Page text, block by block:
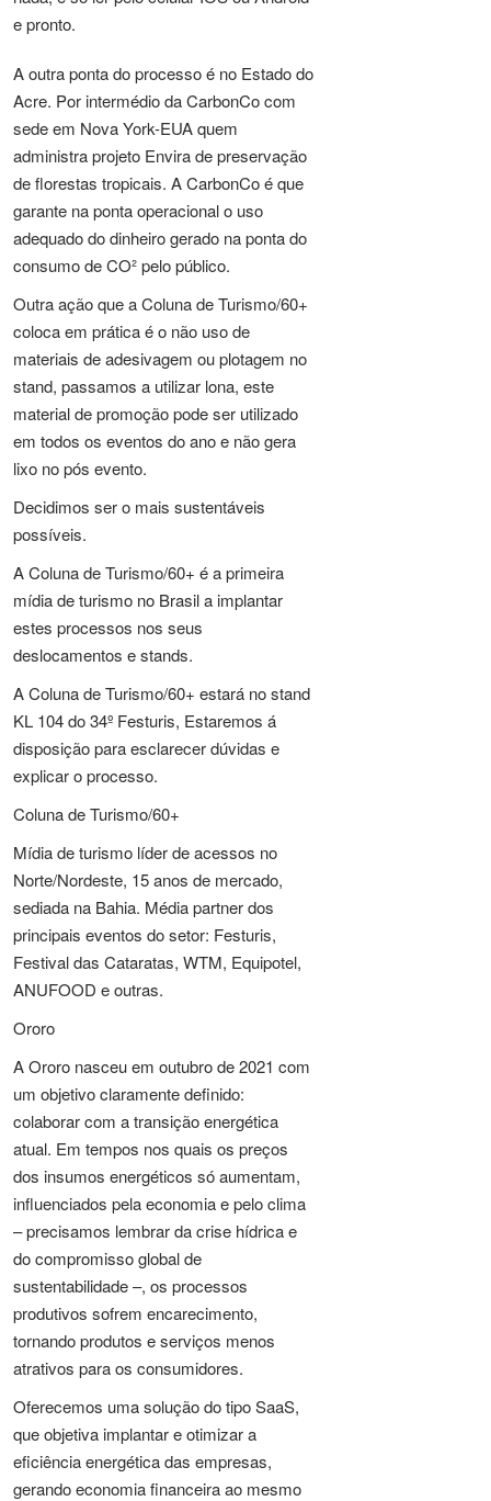
e pronto.
A outra ponta do processo é no Estado do
Acre. Por intermédio da CarbonCo com
sede em Nova York-EUA quem
administra projeto Envira de preservação
de florestas tropicais. A CarbonCo é que
garante na ponta operacional o uso
adequado do dinheiro gerado na ponta do
consumo de CO² pelo público.
Outra ação que a Coluna de Turismo/60+
coloca em prática é o não uso de
materiais de adesivagem ou plotagem no
stand, passamos a utilizar lona, este
material de promoção pode ser utilizado
em todos os eventos do ano e não gera
lixo no pós evento.
Decidimos ser o mais sustentáveis
possíveis.
A Coluna de Turismo/60+ é a primeira
mídia de turismo no Brasil a implantar
estes processos nos seus
deslocamentos e stands.
A Coluna de Turismo/60+ estará no stand
KL 104 do 34º Festuris, Estaremos á
disposição para esclarecer dúvidas e
explicar o processo.
Coluna de Turismo/60+
Mídia de turismo líder de acessos no
Norte/Nordeste, 15 anos de mercado,
sediada na Bahia. Média partner dos
principais eventos do setor: Festuris,
Festival das Cataratas, WTM, Equipotel,
ANUFOOD e outras.
Ororo
A Ororo nasceu em outubro de 2021 com
um objetivo claramente definido:
colaborar com a transição energética
atual. Em tempos nos quais os preços
dos insumos energéticos só aumentam,
influenciados pela economia e pelo clima
– precisamos lembrar da crise hídrica e
do compromisso global de
sustentabilidade –, os processos
produtivos sofrem encarecimento,
tornando produtos e serviços menos
atrativos para os consumidores.
Oferecemos uma solução do tipo SaaS,
que objetiva implantar e otimizar a
eficiência energética das empresas,
gerando economia financeira ao mesmo